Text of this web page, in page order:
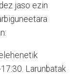
jaso ezin
Larunbatak